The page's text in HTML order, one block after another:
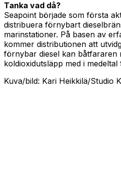
Tanka vad då?
Seapoint började som första
distribuera förnybart
marinstationer. På basen av
kommer distributionen att
förnybar diesel kan båtfararen
koldioxidutsläpp med i
Kuva/bild: Kari Heikkilä/Studio